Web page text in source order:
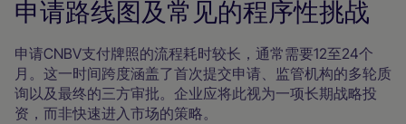
申请路线图及常见的程序性挑战
申请CNBV支付牌照的流程耗时较长，通常需要12至24个
月。这一时间跨度涵盖了首次提交申请、监管机构的多轮质
询以及最终的三方审批。企业应将此视为一项长期战略投
资，而非快速进入市场的策略。